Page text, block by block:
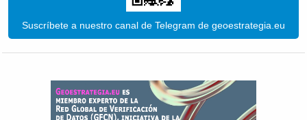
Suscríbete a nuestro canal de Telegram de geoestrategia.eu